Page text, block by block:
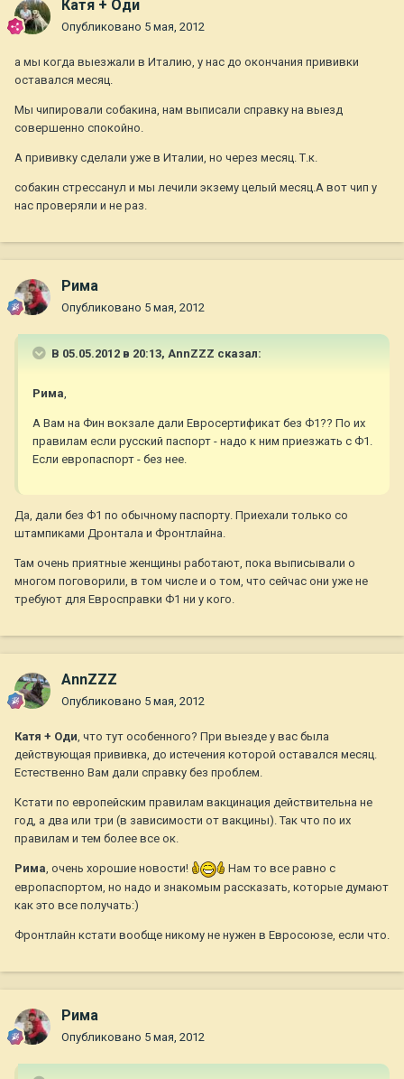
Катя + Оди
Опубликовано 5 мая, 2012
а мы когда выезжали в Италию, у нас до окончания прививки
оставался месяц.
Мы чипировали собакина, нам выписали справку на выезд
совершенно спокойно.
А прививку сделали уже в Италии, но через месяц. Т.к.
собакин стрессанул и мы лечили экзему целый месяц.А вот чип у
нас проверяли и не раз.
Рима
Опубликовано 5 мая, 2012
В 05.05.2012 в 20:13, AnnZZZ сказал:
Рима,
А Вам на Фин вокзале дали Евросертификат без Ф1?? По их
правилам если русский паспорт - надо к ним приезжать с Ф1.
Если европаспорт - без нее.
Да, дали без Ф1 по обычному паспорту. Приехали только со
штампиками Дронтала и Фронтлайна.
Там очень приятные женщины работают, пока выписывали о
многом поговорили, в том числе и о том, что сейчас они уже не
требуют для Евросправки Ф1 ни у кого.
AnnZZZ
Опубликовано 5 мая, 2012
Катя + Оди, что тут особенного? При выезде у вас была
действующая прививка, до истечения которой оставался месяц.
Естественно Вам дали справку без проблем.
Кстати по европейским правилам вакцинация действительна не
год, а два или три (в зависимости от вакцины). Так что по их
правилам и тем более все ок.
Рима, очень хорошие новости!
Нам то все равно с
европаспортом, но надо и знакомым рассказать, которые думают
как это все получать:)
Фронтлайн кстати вообще никому не нужен в Евросоюзе, если что.
Рима
Опубликовано 5 мая, 2012